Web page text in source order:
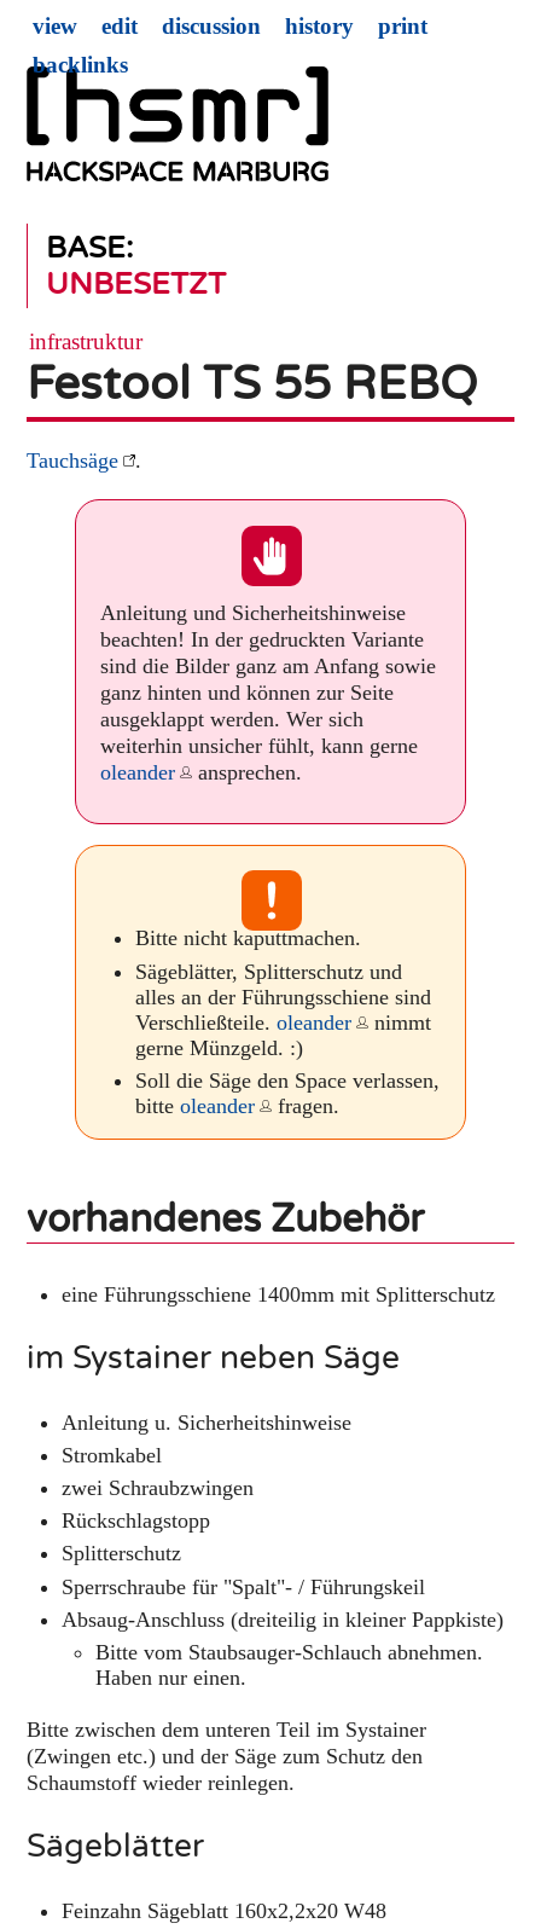
BASE:
UNBESETZT
view edit discussion history
print
backlinks
infrastruktur
Festool TS 55 REBQ
Tauchsäge .
Anleitung und Sicherheitshinweise
beachten! In der gedruckten Variante
sind die Bilder ganz am Anfang sowie
ganz hinten und können zur Seite
ausgeklappt werden. Wer sich
weiterhin unsicher fühlt, kann gerne
oleander
ansprechen.
Bitte nicht kaputtmachen.
Sägeblätter, Splitterschutz und
alles an der Führungsschiene sind
Verschließteile. oleander
nimmt
gerne Münzgeld. :)
Soll die Säge den Space verlassen,
bitte oleander fragen.
vorhandenes Zubehör
eine Führungsschiene 1400mm mit Splitterschutz
im Systainer neben Säge
Anleitung u. Sicherheitshinweise
Stromkabel
zwei Schraubzwingen
Rückschlagstopp
Splitterschutz
Sperrschraube für "Spalt"- / Führungskeil
Absaug-Anschluss (dreiteilig in kleiner Pappkiste)
Bitte vom Staubsauger-Schlauch abnehmen.
Haben nur einen.
Bitte zwischen dem unteren Teil im Systainer
(Zwingen etc.) und der Säge zum Schutz den
Schaumstoff wieder reinlegen.
Sägeblätter
Feinzahn Sägeblatt 160x2,2x20 W48